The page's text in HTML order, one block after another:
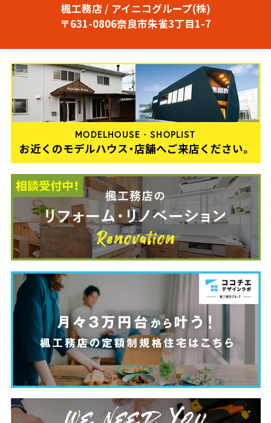
楓工務店 / アイニコグループ(株)
〒631-0806奈良市朱雀3丁目1-7
MODELHOUSE・SHOPLIST
お近くのモデルハウス・店舗へご来店ください。